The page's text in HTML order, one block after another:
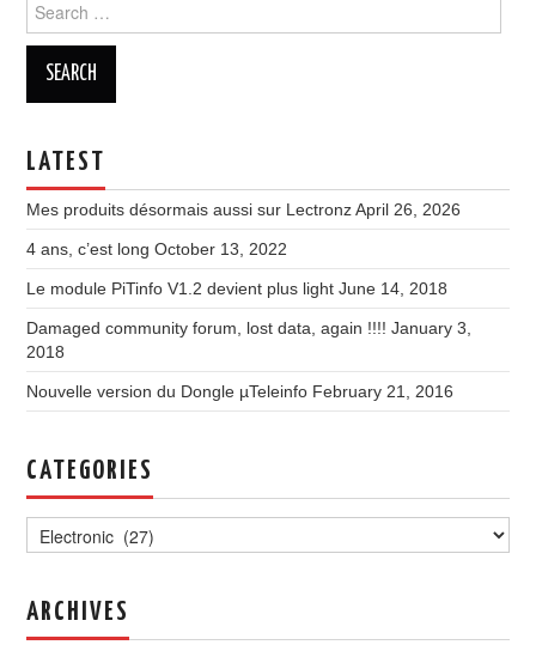
for:
LATEST
Mes produits désormais aussi sur Lectronz April 26, 2026
4 ans, c’est long October 13, 2022
Le module PiTinfo V1.2 devient plus light June 14, 2018
Damaged community forum, lost data, again !!!! January 3,
2018
Nouvelle version du Dongle µTeleinfo February 21, 2016
CATEGORIES
ARCHIVES